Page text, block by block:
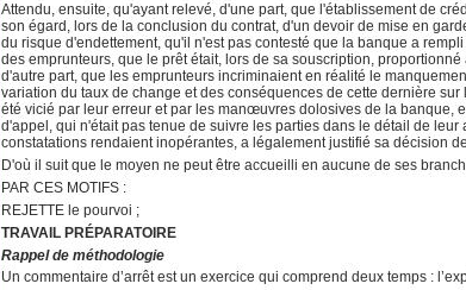
Attendu, ensuite, qu'ayant relevé, d'une part, que l'établissement de
son égard, lors de la conclusion du contrat, d'un devoir de mise en
du risque d'endettement, qu'il n'est pas contesté que la banque a
des emprunteurs, que le prêt était, lors de sa souscription,
d'autre part, que les emprunteurs incriminaient en réalité le
variation du taux de change et des conséquences de cette dernière
été vicié par leur erreur et par les manœuvres dolosives de la banque,
d'appel, qui n'était pas tenue de suivre les parties dans le détail de
constatations rendaient inopérantes, a légalement justifié sa décision
D'où il suit que le moyen ne peut être accueilli en aucune de ses
PAR CES MOTIFS :
REJETTE le pourvoi ;
TRAVAIL PRÉPARATOIRE
Rappel de méthodologie
Un commentaire d’arrêt est un exercice qui comprend deux temps :